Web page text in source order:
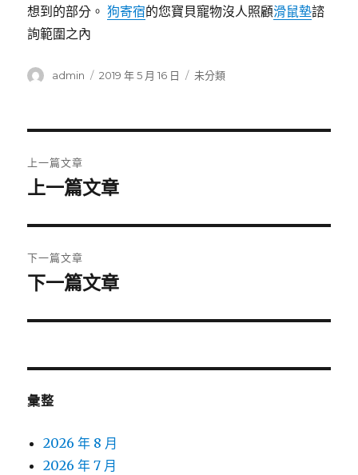
想到的部分。狗寄宿的您寶貝寵物沒人照顧滑鼠墊諮
詢範圍之內
作
admin
發
2019 年 5 月 16 日
分
未分類
章
覽
上一篇文章
上
篇
文
章:
上一篇文章
下一篇文章
下
篇
章:
下一篇文章
彙整
2026 年 8 月
2026 年 7 月